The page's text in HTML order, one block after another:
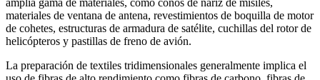
amplia gama de materiales, como conos de nariz de misiles,
materiales de ventana de antena, revestimientos de boquilla de motor
de cohetes, estructuras de armadura de satélite, cuchillas del rotor de
helicópteros y pastillas de freno de avión.
La preparación de textiles tridimensionales generalmente implica el